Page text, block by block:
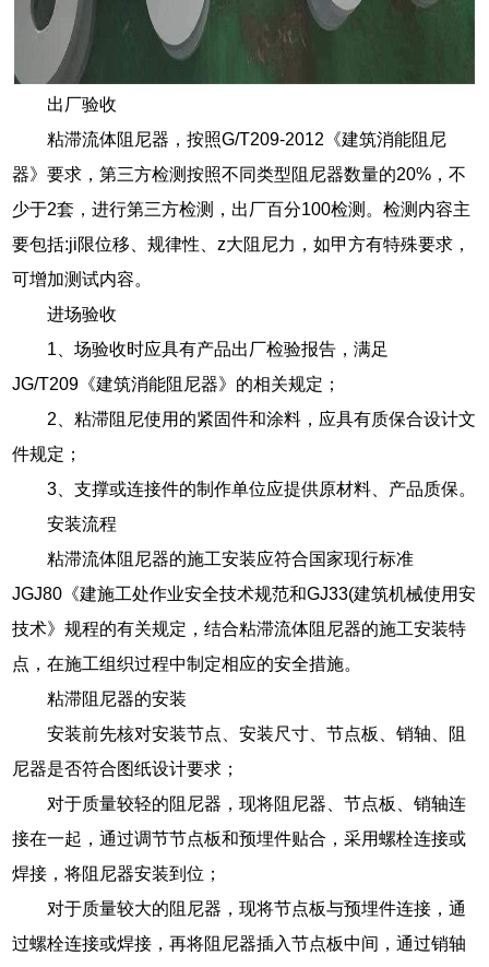
出厂验收
粘滞流体阻尼器，按照G/T209-2012《建筑消能阻尼
器》要求，第三方检测按照不同类型阻尼器数量的20%，不
少于2套，进行第三方检测，出厂百分100检测。检测内容主
要包括:ji限位移、规律性、z大阻尼力，如甲方有特殊要求，
可增加测试内容。
进场验收
1、场验收时应具有产品出厂检验报告，满足
JG/T209《建筑消能阻尼器》的相关规定；
2、粘滞阻尼使用的紧固件和涂料，应具有质保合设计文
件规定；
3、支撑或连接件的制作单位应提供原材料、产品质保。
安装流程
粘滞流体阻尼器的施工安装应符合国家现行标准
JGJ80《建施工处作业安全技术规范和GJ33(建筑机械使用安
技术》规程的有关规定，结合粘滞流体阻尼器的施工安装特
点，在施工组织过程中制定相应的安全措施。
粘滞阻尼器的安装
安装前先核对安装节点、安装尺寸、节点板、销轴、阻
尼器是否符合图纸设计要求；
对于质量较轻的阻尼器，现将阻尼器、节点板、销轴连
接在一起，通过调节节点板和预埋件贴合，采用螺栓连接或
焊接，将阻尼器安装到位；
对于质量较大的阻尼器，现将节点板与预埋件连接，通
过螺栓连接或焊接，再将阻尼器插入节点板中间，通过销轴